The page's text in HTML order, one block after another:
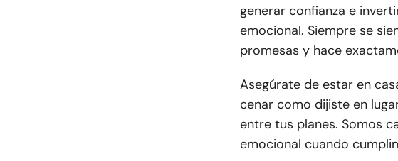
generar confianza e
emocional. Siempre se
promesas y hace
Asegúrate de estar en
cenar como dijiste en
entre tus planes. Somos
emocional cuando